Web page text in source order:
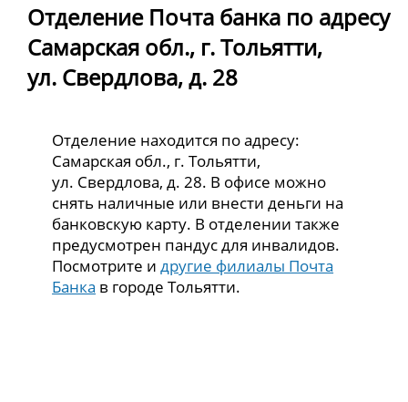
Отделение Почта банка по адресу
Самарская обл., г. Тольятти,
ул. Свердлова, д. 28
Отделение находится по адресу:
Самарская обл., г. Тольятти,
ул. Свердлова, д. 28. В офисе можно
снять наличные или внести деньги на
банковскую карту. В отделении также
предусмотрен пандус для инвалидов.
Посмотрите идругие филиалы Почта
Банка в городе Тольятти.